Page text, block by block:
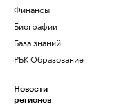
Финансы
Биографии
База знаний
РБК Образование
Новости
регионов